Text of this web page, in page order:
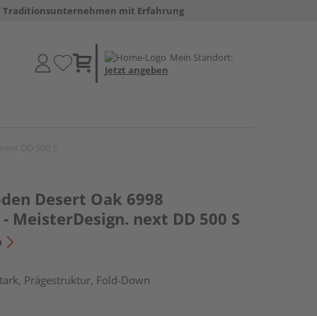
Traditionsunternehmen mit Erfahrung
Mein Standort:
Jetzt angeben
Desert Oak 6998
MeisterDesign. next DD 500 S
Prägestruktur, Fold-Down